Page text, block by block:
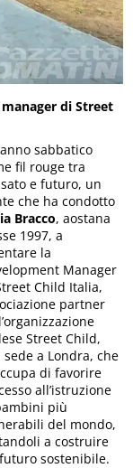
di Street
sabbatico
fil rouge tra
e futuro, un
che ha condotto
Bracco, aostana
1997, a
la
Manager
Child Italia,
partner
Street Child,
sede a Londra, che
di favorire
all’istruzione
più
del mondo,
a costruire
sostenibile.